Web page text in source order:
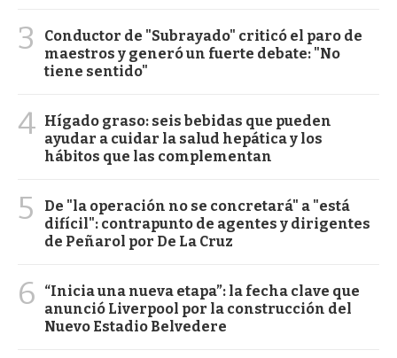
3
Conductor de "Subrayado" criticó el paro de
maestros y generó un fuerte debate: "No
tiene sentido"
4 Hígado graso: seis bebidas que pueden
ayudar a cuidar la salud hepática y los
hábitos que las complementan
5
De "la operación no se concretará" a "está
difícil": contrapunto de agentes y dirigentes
de Peñarol por De La Cruz
6
“Inicia una nueva etapa”: la fecha clave que
anunció Liverpool por la construcción del
Nuevo Estadio Belvedere